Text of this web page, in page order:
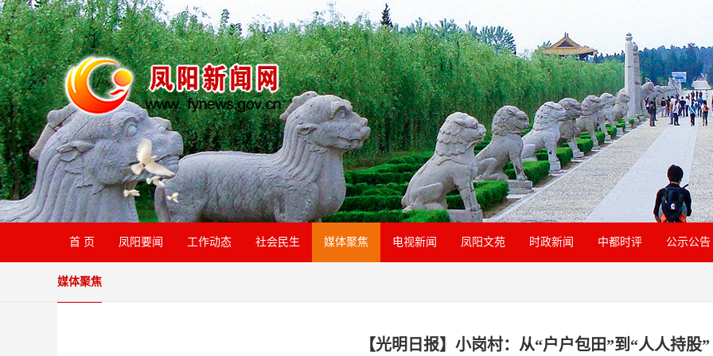
首 页 凤阳要闻 工作动态 社会民生 媒体聚焦 电视新闻 凤阳文苑 时政新闻 中都时评 公示公告
媒体聚焦
【光明日报】小岗村：从“户户包田”到“人人持股”